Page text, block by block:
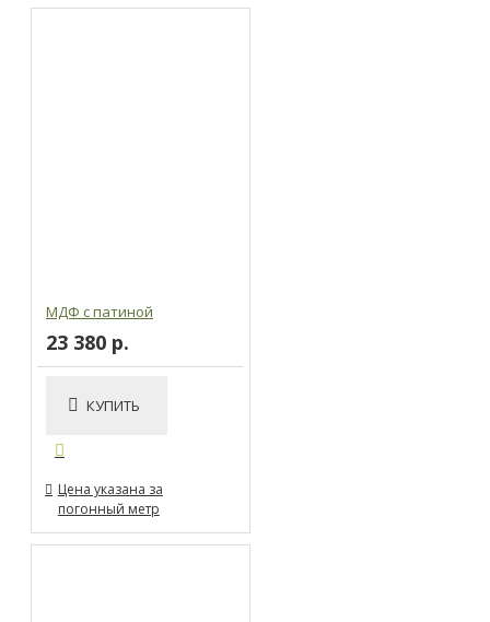
МДФ с патиной
23 380 р.
КУПИТЬ
Цена указана за
погонный метр